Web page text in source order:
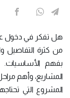
هل تفكر في دخول
من كثرة التفاصيل
بفهم الأساسيات.
المشاريع، وأهم
المشروع التي